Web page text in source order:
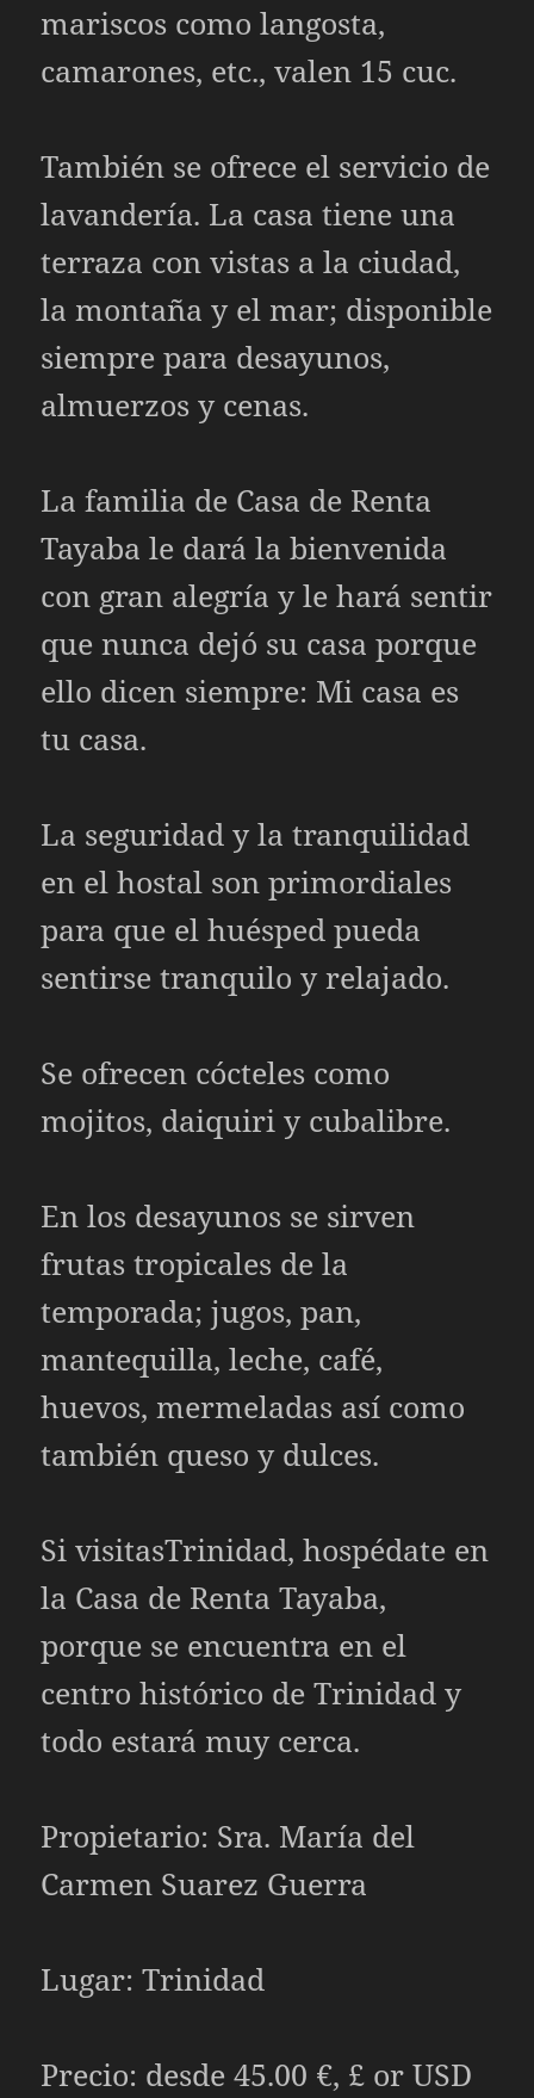
mariscos como langosta,
camarones, etc., valen 15 cuc.
También se ofrece el servicio de
lavandería. La casa tiene una
terraza con vistas a la ciudad,
la montaña y el mar; disponible
siempre para desayunos,
almuerzos y cenas.
La familia de Casa de Renta
Tayaba le dará la bienvenida
con gran alegría y le hará sentir
que nunca dejó su casa porque
ello dicen siempre: Mi casa es
tu casa.
La seguridad y la tranquilidad
en el hostal son primordiales
para que el huésped pueda
sentirse tranquilo y relajado.
Se ofrecen cócteles como
mojitos, daiquiri y cubalibre.
En los desayunos se sirven
frutas tropicales de la
temporada; jugos, pan,
mantequilla, leche, café,
huevos, mermeladas así como
también queso y dulces.
Si visitasTrinidad, hospédate en
la Casa de Renta Tayaba,
porque se encuentra en el
centro histórico de Trinidad y
todo estará muy cerca.
Propietario: Sra. María del
Carmen Suarez Guerra
Lugar: Trinidad
Precio: desde 45.00 €, £ or USD